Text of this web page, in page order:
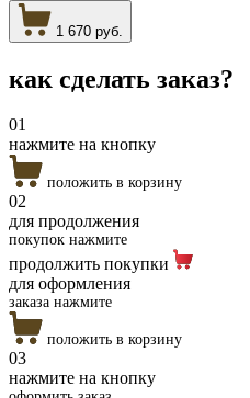
1 670 руб.
как сделать заказ?
01
нажмите на кнопку
положить в корзину
02
для продолжения
покупок нажмите
продолжить покупки
для оформления
заказа нажмите
положить в корзину
03
нажмите на кнопку